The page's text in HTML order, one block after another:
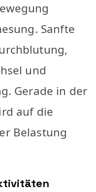
Sanfte
und
Gerade in der
auf die
Belastung